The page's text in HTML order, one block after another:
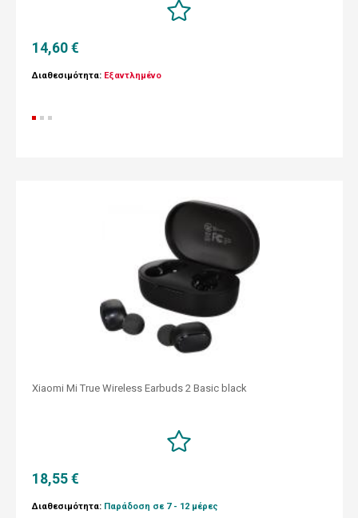
14,60 €
Διαθεσιμότητα: Εξαντλημένο
Xiaomi Mi True Wireless Earbuds 2 Basic black
18,55 €
Διαθεσιμότητα: Παράδοση σε 7 - 12 μέρες